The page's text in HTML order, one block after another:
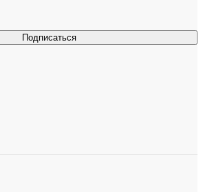
Подписаться